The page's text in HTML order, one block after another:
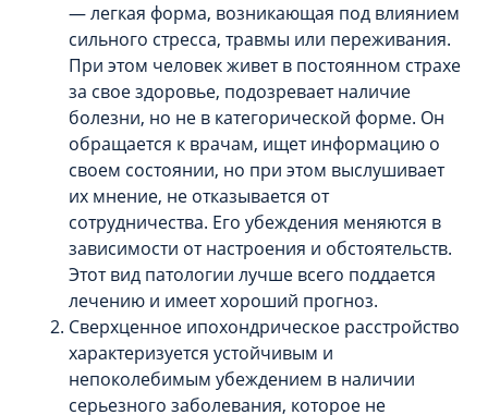
— легкая форма, возникающая под влиянием
сильного стресса, травмы или переживания.
При этом человек живет в постоянном страхе
за свое здоровье, подозревает наличие
болезни, но не в категорической форме. Он
обращается к врачам, ищет информацию о
своем состоянии, но при этом выслушивает
их мнение, не отказывается от
сотрудничества. Его убеждения меняются в
зависимости от настроения и обстоятельств.
Этот вид патологии лучше всего поддается
лечению и имеет хороший прогноз.
Сверхценное ипохондрическое расстройство
характеризуется устойчивым и
непоколебимым убеждением в наличии
серьезного заболевания, которое не